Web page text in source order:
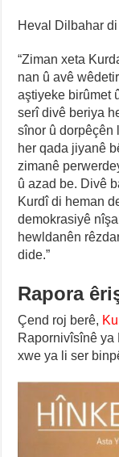
Heval Dilbahar
“Ziman xeta
nan û avê
aştiyeke birûmet
serî divê beriya
sînor û dorpêçên
her qada jiyanê
zimanê
û azad be. Divê
Kurdî di heman
demokrasiyê
hewldanên
dide.”
Rapora
Çend roj berê,
Rapornivîsînê ya
xwe ya li ser